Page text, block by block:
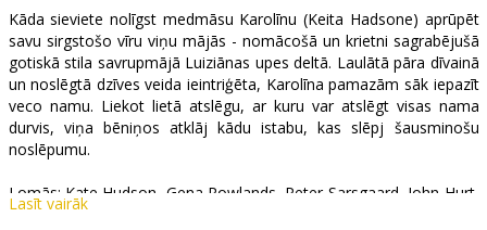
Kino
Klubs
Kāda sieviete nolīgst medmāsu Karolīnu (Keita Hadsone) aprūpēt
savu sirgstošo vīru viņu mājās - nomācošā un krietni sagrabējušā
gotiskā stila savrupmājā Luiziānas upes deltā. Laulātā pāra dīvainā
un noslēgtā dzīves veida ieintriģēta, Karolīna pamazām sāk iepazīt
veco namu. Liekot lietā atslēgu, ar kuru var atslēgt visas nama
durvis, viņa bēniņos atklāj kādu istabu, kas slēpj šausminošu
noslēpumu.
Lomās: Kate Hudson, Gena Rowlands, Peter Sarsgaard, John Hurt,
Joy Bryant
Lasīt vairāk